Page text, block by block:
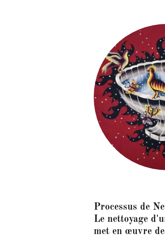
Processus de
Le nettoyage
met en œuvre